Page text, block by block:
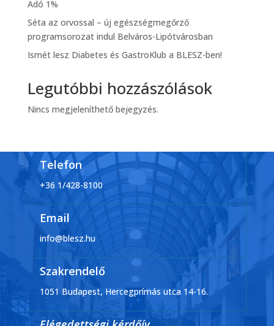
Adó 1%
Séta az orvossal – új egészségmegőrző
programsorozat indul Belváros-Lipótvárosban
Ismét lesz Diabetes és GastroKlub a BLESZ-ben!
Legutóbbi hozzászólások
Nincs megjeleníthető bejegyzés.
Telefon
+36 1/428-8100
Email
info@blesz.hu
Szakrendelő
1051 Budapest, Hercegprímás utca 14-16.